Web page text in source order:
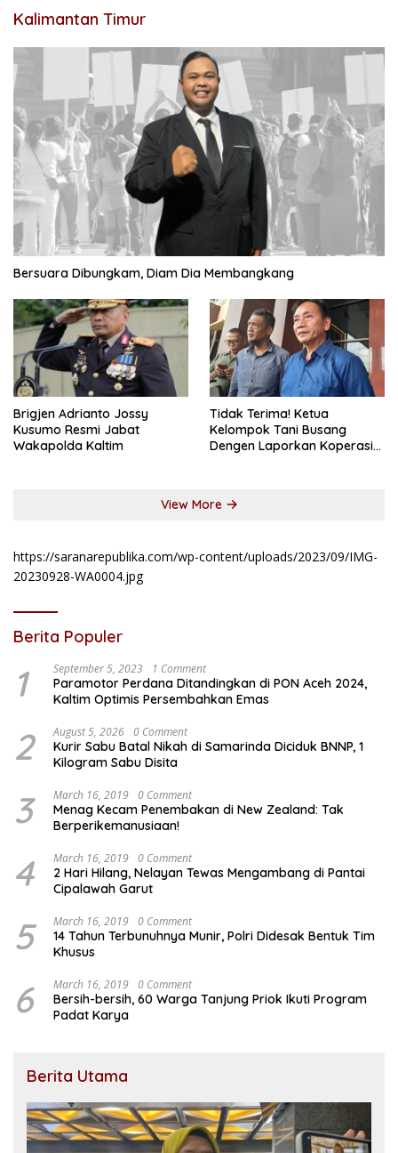
Kalimantan Timur
Bersuara Dibungkam, Diam Dia Membangkang
Brigjen Adrianto Jossy
Kusumo Resmi Jabat
Wakapolda Kaltim
Tidak Terima! Ketua
Kelompok Tani Busang
Dengen Laporkan Koperasi
View More
https://saranarepublika.com/wp-content/uploads/2023/09/IMG-
20230928-WA0004.jpg
Berita Populer
1 September 5, 2023 1 Comment
Paramotor Perdana Ditandingkan di PON Aceh 2024,
Kaltim Optimis Persembahkan Emas
2 August 5, 2026 0 Comment
Kurir Sabu Batal Nikah di Samarinda Diciduk BNNP, 1
Kilogram Sabu Disita
3 March 16, 2019 0 Comment
Menag Kecam Penembakan di New Zealand: Tak
Berperikemanusiaan!
4 March 16, 2019 0 Comment
2 Hari Hilang, Nelayan Tewas Mengambang di Pantai
Cipalawah Garut
5 March 16, 2019 0 Comment
14 Tahun Terbunuhnya Munir, Polri Didesak Bentuk Tim
Khusus
6 March 16, 2019 0 Comment
Bersih-bersih, 60 Warga Tanjung Priok Ikuti Program
Padat Karya
Berita Utama